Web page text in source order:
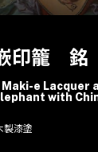
印籠
Maki-e Lacquer
with
製漆塗